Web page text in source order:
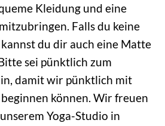
Kleidung und eine
Falls du keine
du dir auch eine Matte
sei pünktlich zum
damit wir pünktlich mit
können. Wir freuen
Yoga-Studio in